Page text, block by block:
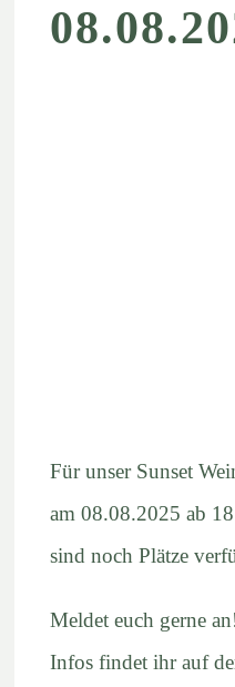
Für unser Sunset
am 08.08.2025 ab
sind noch Plätze
Meldet euch gerne
Infos findet ihr auf